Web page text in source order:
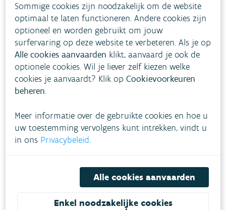
Handleiding intekening
rioleringsprojecten
Handleiding om de geografische component op te stellen
bij de aanvraag in AWIS-projecten. Je vindt hier de
werkwijze, functionaliteiten bij shapefiles en vier bijlagen.
Verklaring op erewoord -
aanvraag voorschot
Formulier
Overzicht subsidieerbare en
Sommige cookies zijn noodzakelijk om de website
optimaal te laten functioneren. Andere cookies zijn
optioneel en worden gebruikt om jouw
surfervaring op deze website te verbeteren. Als je op
Alle cookies aanvaarden klikt, aanvaard je ook de
optionele cookies. Wil je liever zelf kiezen welke
cookies je aanvaardt? Klik opCookievoorkeuren
beheren.
Meer informatie over de gebruikte cookies en hoe u
uw toestemming vervolgens kunt intrekken, vindt u
in ons Privacybeleid.
Alle cookies aanvaarden
Enkel noodzakelijke cookies